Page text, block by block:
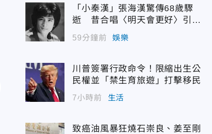
「小秦漢」張海漢驚傳68歲驟
逝 昔合唱〈明天會更好〉引追
59分鐘前 娛樂
川普簽署行政命令！限縮出生公
民權並「禁生育旅遊」打擊移民
7小時前 生活
致癌油風暴狂燒石崇良、姜至剛